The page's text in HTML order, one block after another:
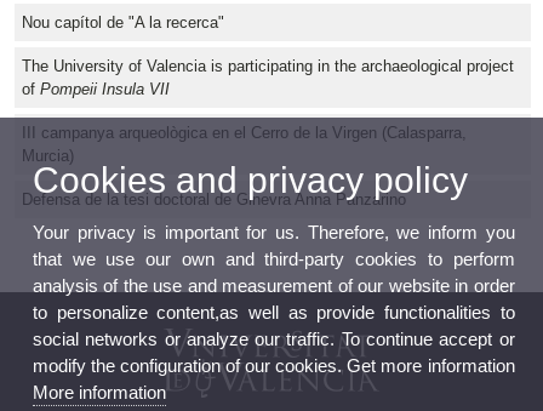
Nou capítol de "A la recerca"
The University of Valencia is participating in the archaeological project
of Pompeii Insula VII
III campanya arqueològica en el Cerro de la Virgen (Calasparra,
Murcia)
Defensa de la tesi doctoral de Ginevra Anna Panzarino
Cookies and privacy policy
Your privacy is important for us. Therefore, we inform you
that we use our own and third-party cookies to perform
analysis of the use and measurement of our website in order
to personalize content,as well as provide functionalities to
social networks or analyze our traffic. To continue accept or
modify the configuration of our cookies. Get more information
More information